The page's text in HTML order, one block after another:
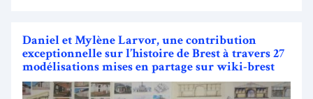
Daniel et Mylène Larvor, une contribution
exceptionnelle sur l’histoire de Brest à travers 27
modélisations mises en partage sur wiki-brest